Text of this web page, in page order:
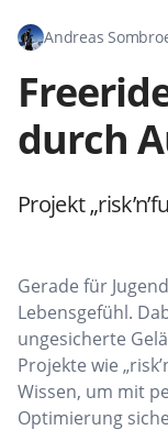
Andreas
durch
Projekt
Gerade für
Lebensgefühl.
ungesicherte
Projekte wie
Wissen, um mit
Optimierung